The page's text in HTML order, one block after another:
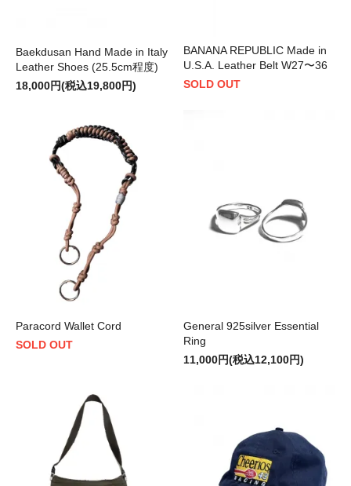
Baekdusan Hand Made in Italy
Leather Shoes (25.5cm程度)
18,000円(税込19,800円)
BANANA REPUBLIC Made in
U.S.A. Leather Belt W27〜36
SOLD OUT
Paracord Wallet Cord
SOLD OUT
General 925silver Essential
Ring
11,000円(税込12,100円)